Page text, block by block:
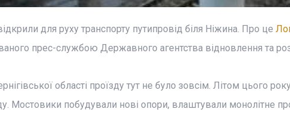
для руху транспорту путипровід біля Ніжина. Про це
прес-службою Державного агентства відновлення та
області проїзду тут не було зовсім. Літом цього
Мостовики побудували нові опори, влаштували монолітне